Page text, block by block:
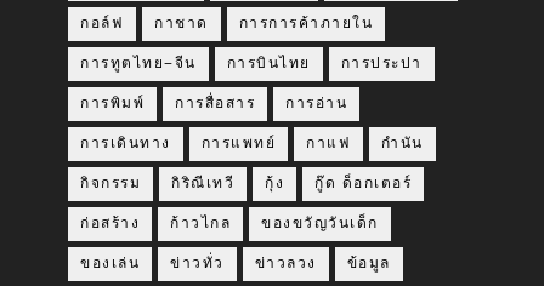
กอล์ฟ กาชาด การการค้าภายใน
การทูตไทย–จีน การบินไทย การประปา
การพิมพ์ การสื่อสาร การอ่าน
การเดินทาง การแพทย์ กาแฟ กำนัน
กิจกรรม กิริณีเทวี กุ้ง กู๊ด ด็อกเตอร์
ก่อสร้าง ก้าวไกล ของขวัญวันเด็ก
ของเล่น ข่าวทั่ว ข่าวลวง ข้อมูล